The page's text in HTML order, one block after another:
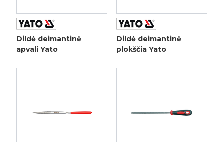
Dildė deimantinė
apvali Yato
Dildė deimantinė
plokščia Yato